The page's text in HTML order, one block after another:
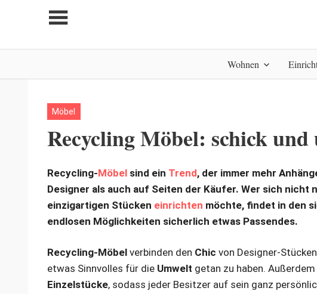
My
is
castle
Wohnen
Möbel
Recycling Möbel: schick und
Recycling-Möbel sind ein Trend, der immer mehr
Designer als auch auf Seiten der Käufer. Wer sich nicht
einzigartigen Stücken einrichten möchte, findet in den
endlosen Möglichkeiten sicherlich etwas Passendes.
Recycling-Möbel verbinden den Chic von Designer-
etwas Sinnvolles für die Umwelt getan zu haben.
Einzelstücke, sodass jeder Besitzer auf sein ganz